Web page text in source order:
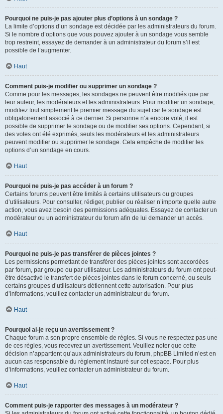
Pourquoi ne puis-je pas ajouter plus d’options à un sondage ?
La limite d’options d’un sondage est décidée par les administrateurs du forum.
Si le nombre d’options que vous pouvez ajouter à un sondage vous semble
trop restreint, essayez de demander à un administrateur du forum s’il est
possible de l’augmenter.
Haut
Comment puis-je modifier ou supprimer un sondage ?
Comme pour les messages, les sondages ne peuvent être modifiés que par
leur auteur, les modérateurs et les administrateurs. Pour modifier un sondage,
modifiez tout simplement le premier message du sujet car le sondage est
obligatoirement associé à ce dernier. Si personne n’a encore voté, il est
possible de supprimer le sondage ou de modifier ses options. Cependant, si
des votes ont été exprimés, seuls les modérateurs et les administrateurs
peuvent modifier ou supprimer le sondage. Cela empêche de modifier les
options d’un sondage en cours.
Haut
Pourquoi ne puis-je pas accéder à un forum ?
Certains forums peuvent être limités à certains utilisateurs ou groupes
d’utilisateurs. Pour consulter, rédiger, publier ou réaliser n’importe quelle autre
action, vous avez besoin des permissions adéquates. Essayez de contacter un
modérateur ou un administrateur du forum afin de lui demander un accès.
Haut
Pourquoi ne puis-je pas transférer de pièces jointes ?
Les permissions permettant de transférer des pièces jointes sont accordées
par forum, par groupe ou par utilisateur. Les administrateurs du forum ont peut-
être désactivé le transfert de pièces jointes dans le forum concerné, ou seuls
certains groupes d’utilisateurs détiennent cette autorisation. Pour plus
d’informations, veuillez contacter un administrateur du forum.
Haut
Pourquoi ai-je reçu un avertissement ?
Chaque forum a son propre ensemble de règles. Si vous ne respectez pas une
de ces règles, vous recevrez un avertissement. Veuillez noter que cette
décision n’appartient qu’aux administrateurs du forum, phpBB Limited n’est en
aucun cas responsable du règlement instauré sur cet espace. Pour plus
d’informations, veuillez contacter un administrateur du forum.
Haut
Comment puis-je rapporter des messages à un modérateur ?